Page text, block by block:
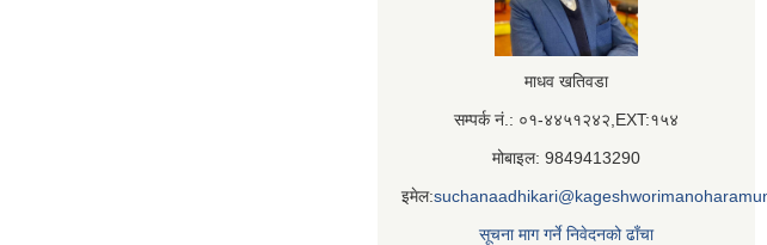
माधव खतिवडा
सम्पर्क नं.: ०१-४४५१२४२,EXT:१५४
मोबाइल: 9849413290
इमेल:
सूचना माग गर्ने निवेदनको ढाँचा